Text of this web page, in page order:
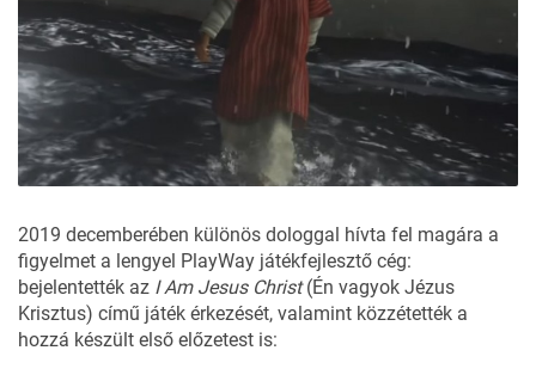
2019 decemberében különös dologgal hívta fel magára a
figyelmet a lengyel PlayWay játékfejlesztő cég:
bejelentették az I Am Jesus Christ(Én vagyok Jézus
Krisztus) című játék érkezését, valamint közzétették a
hozzá készült első előzetest is: